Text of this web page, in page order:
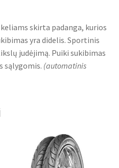
skirta padanga, kurios
yra didelis. Sportinis
judėjimą. Puiki sukibimas
sąlygomis. (automatinis